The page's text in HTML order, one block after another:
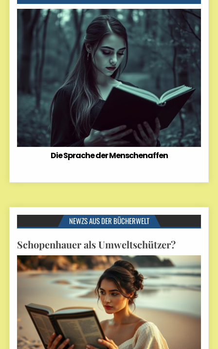
Die Sprache der Menschenaffen
NEWZS AUS DER BÜCHERWELT
Schopenhauer als Umweltschützer?